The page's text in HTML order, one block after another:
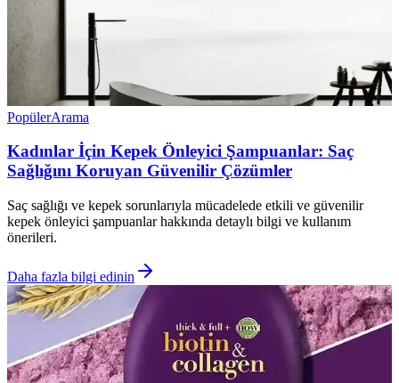
PopülerArama
Kadınlar İçin Kepek Önleyici Şampuanlar: Saç
Sağlığını Koruyan Güvenilir Çözümler
Saç sağlığı ve kepek sorunlarıyla mücadelede etkili ve güvenilir
kepek önleyici şampuanlar hakkında detaylı bilgi ve kullanım
önerileri.
Daha fazla bilgi edinin